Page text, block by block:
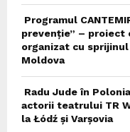
Programul
prevenție” –
organizat cu sprijinul
Moldova
Radu Jude în
actorii teatrului TR
la Łódź și Varșovia